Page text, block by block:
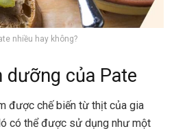
nhiều hay không?
dưỡng của Pate
được chế biến từ thịt của gia
có thể được sử dụng như một